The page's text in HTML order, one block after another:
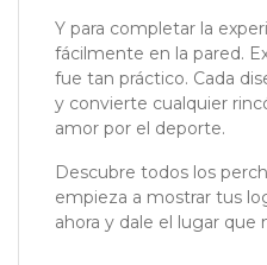
Y para completar la
fácilmente en la pared.
fue tan práctico. Cada
y convierte cualquier
amor por el deporte.
Descubre todos los
empieza a mostrar tus
ahora y dale el lugar que